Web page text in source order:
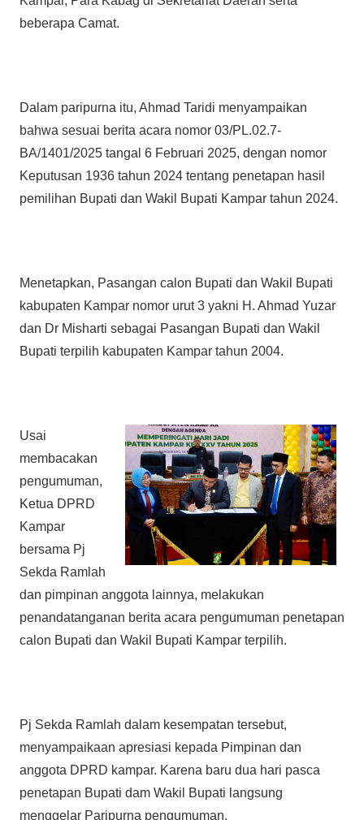
beberapa Camat.
Dalam paripurna itu, Ahmad Taridi menyampaikan
bahwa sesuai berita acara nomor 03/PL.02.7-
BA/1401/2025 tangal 6 Februari 2025, dengan nomor
Keputusan 1936 tahun 2024 tentang penetapan hasil
pemilihan Bupati dan Wakil Bupati Kampar tahun 2024.
Menetapkan, Pasangan calon Bupati dan Wakil Bupati
kabupaten Kampar nomor urut 3 yakni H. Ahmad Yuzar
dan Dr Misharti sebagai Pasangan Bupati dan Wakil
Bupati terpilih kabupaten Kampar tahun 2004.
Usai
membacakan
pengumuman,
Ketua DPRD
Kampar
bersama Pj
Sekda Ramlah
dan pimpinan anggota lainnya, melakukan
penandatanganan berita acara pengumuman penetapan
calon Bupati dan Wakil Bupati Kampar terpilih.
Pj Sekda Ramlah dalam kesempatan tersebut,
menyampaikaan apresiasi kepada Pimpinan dan
anggota DPRD kampar. Karena baru dua hari pasca
penetapan Bupati dam Wakil Bupati langsung
menggelar Paripurna pengumuman.